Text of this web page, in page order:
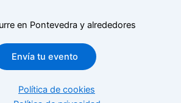
en Pontevedra y alrededores
Envía tu evento
Política de cookies